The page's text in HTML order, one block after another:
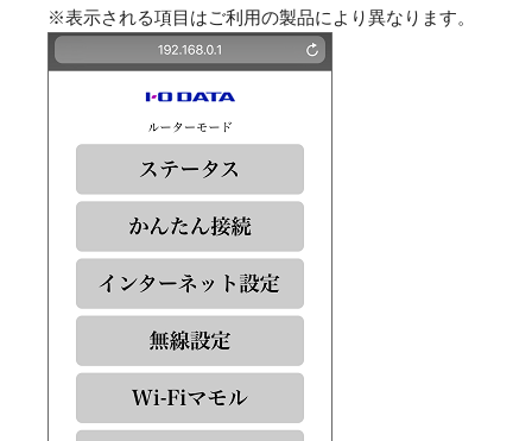
※表示される項目はご利用の製品により異なります。